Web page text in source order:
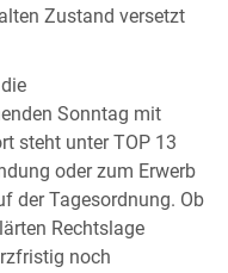
Zustand versetzt
Sonntag mit
steht unter TOP 13
oder zum Erwerb
der Tagesordnung. Ob
Rechtslage
noch